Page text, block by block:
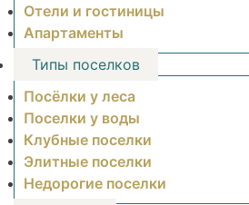
Отели и гостиницы
Апартаменты
Типы поселков
Посёлки у леса
Поселки у воды
Клубные поселки
Элитные поселки
Недорогие поселки